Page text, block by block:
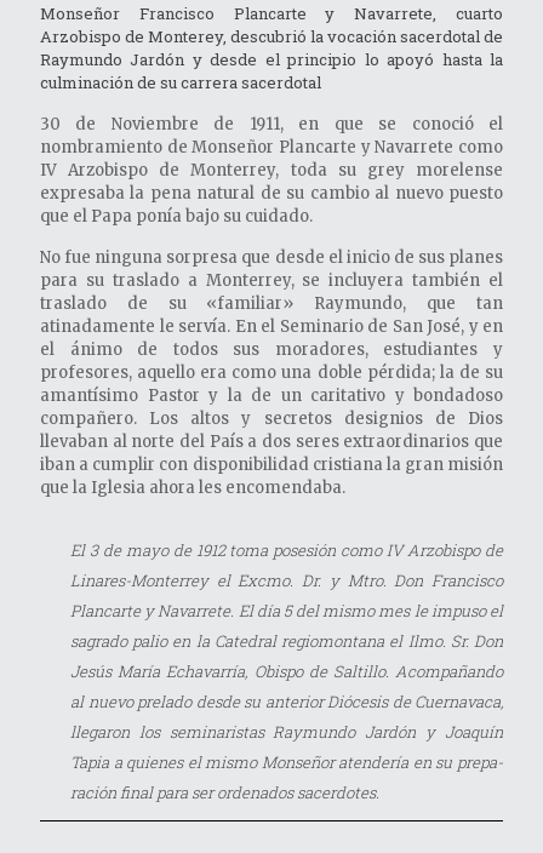
Monseñor Francisco Plancarte y Navarrete, cuarto
Arzobispo de Monterey, descubrió la vocación sacerdotal de
Raymundo Jardón y desde el principio lo apoyó hasta la
culminación de su carrera sacerdotal
30 de Noviembre de 1911, en que se conoció el
nombramiento de Monseñor Plancarte y Navarrete como
IV Arzobispo de Monterrey, toda su grey morelense
expresaba la pena natural de su cambio al nuevo puesto
que el Papa ponía bajo su cuidado.
No fue ninguna sorpresa que desde el inicio de sus planes
para su traslado a Monterrey, se incluyera también el
traslado de su «familiar» Raymundo, que tan
atinadamente le servía. En el Seminario de San José, y en
el ánimo de todos sus moradores, estudiantes y
profesores, aquello era como una doble pérdida; la de su
amantísimo Pastor y la de un caritativo y bondadoso
compañero. Los altos y secretos designios de Dios
llevaban al norte del País a dos seres extraordinarios que
iban a cumplir con disponibilidad cristiana la gran misión
que la Iglesia ahora les encomendaba.
El 3 de mayo de 1912 toma posesión como IV Arzobispo de
Linares-Monterrey el Excmo. Dr. y Mtro. Don Francisco
Plancarte y Navarrete. El día 5 del mismo mes le impuso el
sagrado palio en la Catedral regiomontana el Ilmo. Sr. Don
Jesús María Echavarría, Obispo de Saltillo. Acompañando
al nuevo prelado desde su anterior Diócesis de Cuernavaca,
llegaron los seminaristas Raymundo Jardón y Joaquín
Tapia a quienes el mismo Monseñor atendería en su prepa-
ración final para ser ordenados sacerdotes.